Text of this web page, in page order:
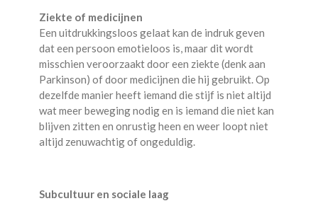
Ziekte of medicijnen
Een uitdrukkingsloos gelaat kan de indruk geven
dat een persoon emotieloos is, maar dit wordt
misschien veroorzaakt door een ziekte (denk aan
Parkinson) of door medicijnen die hij gebruikt. Op
dezelfde manier heeft iemand die stijf is niet altijd
wat meer beweging nodig en is iemand die niet kan
blijven zitten en onrustig heen en weer loopt niet
altijd zenuwachtig of ongeduldig.
Subcultuur en sociale laag